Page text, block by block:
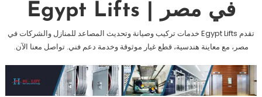
في مصر | Egypt Lifts
تقدم Egypt Lifts خدمات تركيب وصيانة وتحديث المصاعد للمنازل والشركات في
مصر، مع معاينة هندسية، قطع غيار موثوقة وخدمة دعم فني. تواصل معنا الآن.